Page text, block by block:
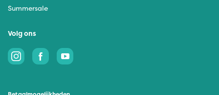
Summersale
Volg ons